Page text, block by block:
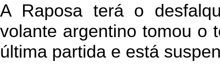
A Raposa terá o
volante argentino tomou o
última partida e está